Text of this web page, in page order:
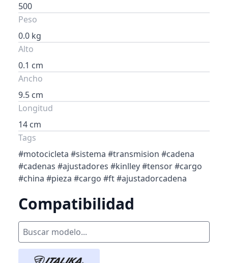
500
Peso
0.0 kg
Alto
0.1 cm
Ancho
9.5 cm
Longitud
14 cm
Tags
#motocicleta #sistema #transmision #cadena
#cadenas #ajustadores #kinlley #tensor #cargo
#china #pieza #cargo #ft #ajustadorcadena
Compatibilidad